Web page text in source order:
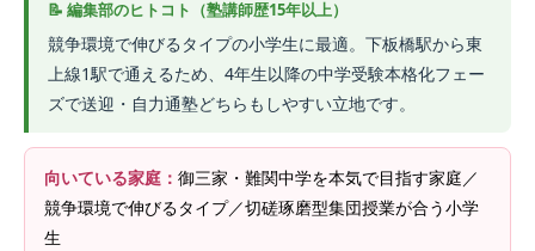
競争環境で伸びるタイプの小学生に最適。下板橋駅から東
上線1駅で通えるため、4年生以降の中学受験本格化フェー
ズで送迎・自力通塾どちらもしやすい立地です。
向いている家庭： 御三家・難関中学を本気で目指す家庭／
競争環境で伸びるタイプ／切磋琢磨型集団授業が合う小学
生